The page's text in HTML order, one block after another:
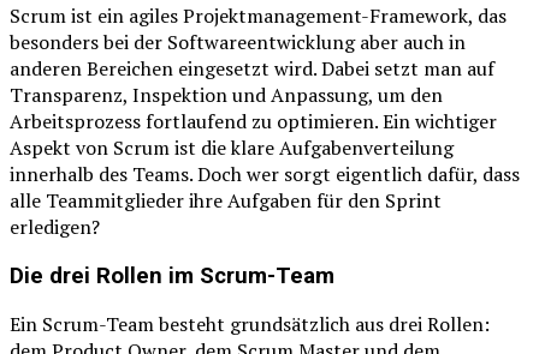
Scrum ist ein agiles Projektmanagement-Framework, das
besonders bei der Softwareentwicklung aber auch in
anderen Bereichen eingesetzt wird. Dabei setzt man auf
Transparenz, Inspektion und Anpassung, um den
Arbeitsprozess fortlaufend zu optimieren. Ein wichtiger
Aspekt von Scrum ist die klare Aufgabenverteilung
innerhalb des Teams. Doch wer sorgt eigentlich dafür, dass
alle Teammitglieder ihre Aufgaben für den Sprint
erledigen?
Die drei Rollen im Scrum-Team
Ein Scrum-Team besteht grundsätzlich aus drei Rollen: